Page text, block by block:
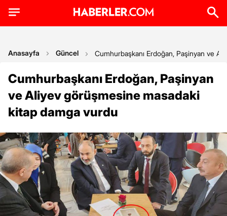
Anasayfa Güncel Cumhurbaşkanı Erdoğan, Paşinyan ve
Cumhurbaşkanı Erdoğan, Paşinyan
ve Aliyev görüşmesine masadaki
kitap damga vurdu